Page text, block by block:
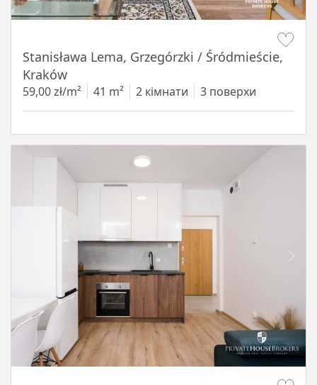
Stanisława Lema, Grzegórzki / Śródmieście,
Kraków
59,00 zł/m² 41 m² 2 кімнати 3 поверхи